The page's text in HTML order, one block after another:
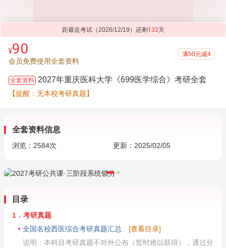
距最近考试（2026/12/19）还剩 132天
¥90
会员免费使用全套资料
满50元减4
全套资料 2027年重庆医科大学《699医学综合》考研全套
【提醒：无本校考研真题】
全套资料信息
浏览： 2584次 更新：2025/02/05
目录
1．考研真题
全国名校西医综合考研真题汇总
[查看目录]
说明：本科目考研真题不对外公布（暂时难以获得），通过分